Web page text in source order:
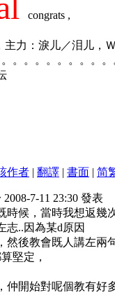
congrats ,
主力：淚儿／泪儿，
。。。。。。。。
作者 | 翻譯 | 書面 | 简
7-11 23:30 發表
時候，當時我想返幾
志..因為某d原因
然後教會既人講左兩
堅定，
仲開始對呢個教有好